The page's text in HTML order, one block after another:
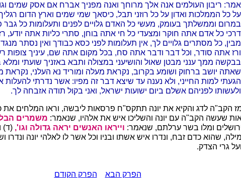
אמר: ריבון העולמים אנה אלך מרוחך ואנה מפניך אברח אם אסק שמים
על כל הממלכות ואדון על כל רוזני תבל, כיסאך שמי שמים וארץ הדום
במרום וממשלתך בעומק, מעשי כל האדם גלויים לפנים ותעלומות כל גבר
דרכי כל אדם אתה חוקר ומצעדי כל חי אתה בוחן, סתרי כליות אתה יודע,
מבין, כל מסתרים גלויים לך, אין תעלומות לפני כסא כבודך ואין נסתר מנגד
ורז אתה סודר, וכל דבר ודבר אתה סח, בכל מקום אתה שם, עיניך צופות
בבקשה ממך ענני מבטן שאול והושיעני במצולה ותבא באזניך שועתי
שאתה יושב ברחוק ושומע בקרוב, נקראת מעלה ומוריד נא העלני, נקראת
הגעתי למות החייני, ולא נענה עד שיצא דבר זה מפיו: אשר נדרתי להעלות
ולעשותו לפניהם אשלם ביום ישועות ישראל, ואני בקול תודה אזבחה לך.
הקב"ה לדג והקיא את יונה תתקס"ח פרסאות ליבשה, וראו המלחים את
שעשה הקב"ה עם יונה והשליכו איש את אלהיו, שנאמר: משמרים
ומלו בשר ערלתם, שנאמר: וייראו האנשים יראה גדולה וגו', (ד)
שהוא כדם זבח, ונדרו איש אשתו ובניו וכל אשר לו לאלהי יונה ונדרו
גרי הצדק.
הפרק הבא הפרק הקודם